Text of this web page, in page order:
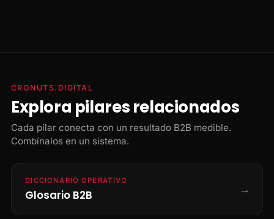
CRONUTS.DIGITAL
Explora pilares relacionados
Cada pilar conecta con un resultado B2B medible.
Combínalos en un sistema.
DICCIONARIO OPERATIVO
Glosario B2B →